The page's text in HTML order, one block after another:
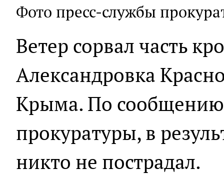
Фото пресс-службы
Ветер сорвал часть
Александровка
Крыма. По сообщению
прокуратуры, в
никто не пострадал.